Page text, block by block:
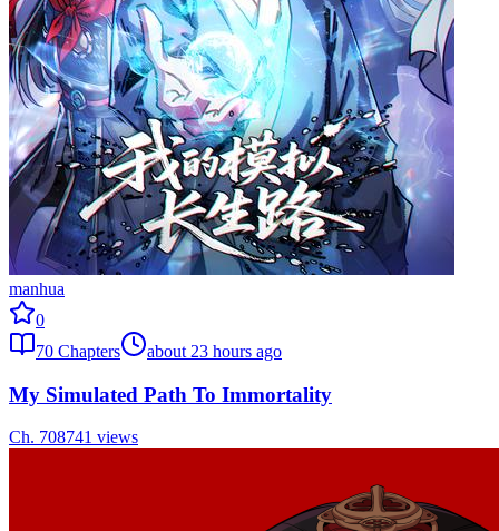
manhua
0
70 Chapters about 23 hours ago
My Simulated Path To Immortality
Ch. 708741 views